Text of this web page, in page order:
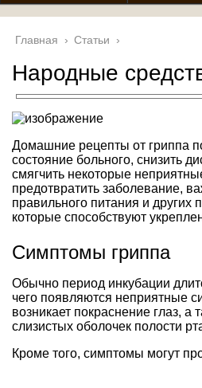
Главная › Статьи ›
Народные
Домашние рецепты от гриппа
состояние больного, снизить
смягчить некоторые
предотвратить заболевание,
правильного питания и других
которые способствуют
Симптомы гриппа
Обычно период инкубации
чего появляются неприятные
возникает покраснение глаз, а
слизистых оболочек полости
Кроме того, симптомы могут